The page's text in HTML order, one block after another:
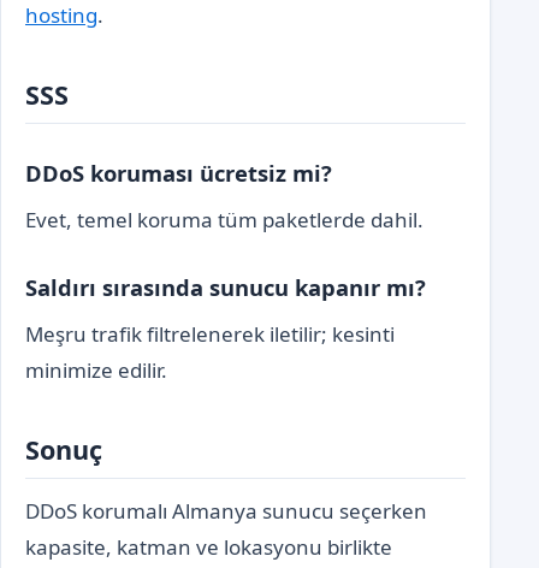
hosting.
SSS
DDoS koruması ücretsiz mi?
Evet, temel koruma tüm paketlerde dahil.
Saldırı sırasında sunucu kapanır mı?
Meşru trafik filtrelenerek iletilir; kesinti
minimize edilir.
Sonuç
DDoS korumalı Almanya sunucu seçerken
kapasite, katman ve lokasyonu birlikte